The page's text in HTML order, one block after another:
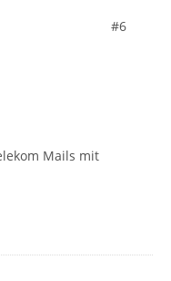
#6
Mails mit